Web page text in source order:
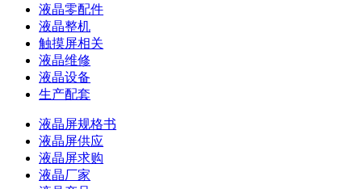
液晶零配件
液晶整机
触摸屏相关
液晶维修
液晶设备
生产配套
液晶屏规格书
液晶屏供应
液晶屏求购
液晶厂家